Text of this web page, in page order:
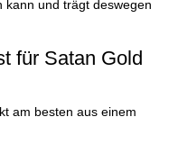
kann und trägt deswegen
für Satan Gold
am besten aus einem